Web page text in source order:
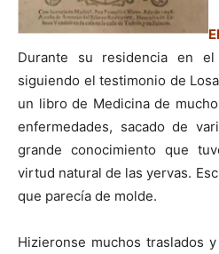
Durante su residencia en el
siguiendo el testimonio de
un libro de Medicina de
enfermedades, sacado de
grande conocimiento que
virtud natural de las yervas.
que parecía de molde.
Hizieronse muchos traslados